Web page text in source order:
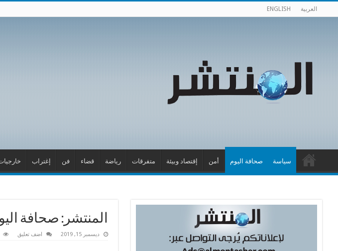
العربية ENGLISH
سياسة صحافة اليوم أمن إقتصاد وبيئة متفرقات رياضة قضاء فن إغتراب
المنتشر: صحافة
ديسمبر 15, 2019 اضف تعليق